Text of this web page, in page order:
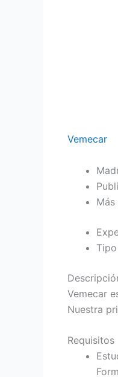
Vemecar
Vemecar
Nuestra
Requisitos